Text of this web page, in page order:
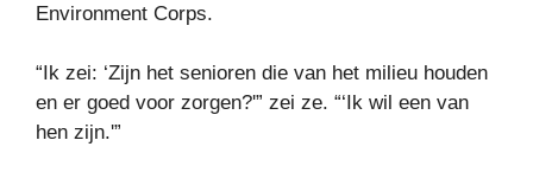
Environment Corps.
“Ik zei: ‘Zijn het senioren die van het milieu houden
en er goed voor zorgen?'” zei ze. “‘Ik wil een van
hen zijn.'”